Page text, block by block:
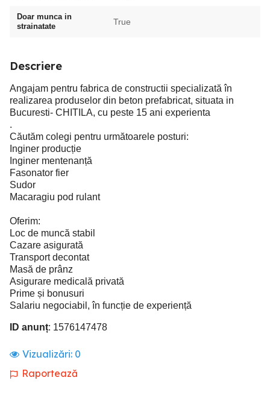
Doar munca in
strainatate
True
Descriere
Angajam pentru fabrica de constructii specializată în
realizarea produselor din beton prefabricat, situata in
Bucuresti- CHITILA, cu peste 15 ani experienta
.
Căutăm colegi pentru următoarele posturi:
Inginer producție
Inginer mentenanță
Fasonator fier
Sudor
Macaragiu pod rulant
Oferim:
Loc de muncă stabil
Cazare asigurată
Transport decontat
Masă de prânz
Asigurare medicală privată
Prime și bonusuri
Salariu negociabil, în funcție de experiență
ID anunț: 1576147478
Vizualizări: 0
Raportează